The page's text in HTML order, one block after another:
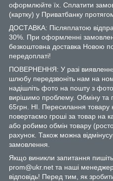
оформлюйте їх. Сплатити
(картку) у Приватбанку
ДОСТАВКА: Післяплатою
30%. При оформленні
безкоштовна доставка Новою
передоплаті!
ПОВЕРНЕННЯ: У разі
шлюбу передзвоніть нам на
надішліть фото на пошту з
вирішимо проблему. Обміну
65грн. НІ. Пересилання
повертаємо гроші за товар на
або робимо обмін товару
рахунок. Також можна
замовлення.
Якщо виникли запитання
prom@ukr.net та наші
відповідь! Перед тим, як